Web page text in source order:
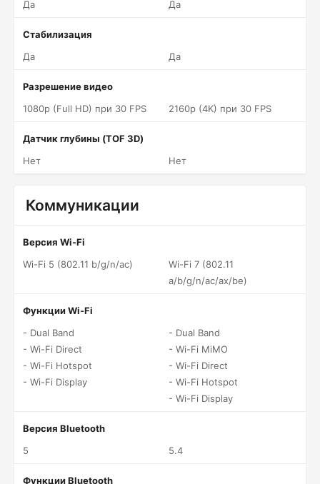
Да Да
Стабилизация
Да
Да
Разрешение видео
1080p (Full HD) при 30 FPS
2160p (4K) при 30 FPS
Датчик глубины (TOF 3D)
Нет
Нет
Коммуникации
Версия Wi-Fi
Wi-Fi 5 (802.11 b/g/n/ac)
Wi-Fi 7 (802.11
a/b/g/n/ac/ax/be)
Функции Wi-Fi
- Dual Band
- Wi-Fi Direct
- Wi-Fi Hotspot
- Wi-Fi Display
- Dual Band
- Wi-Fi MiMO
- Wi-Fi Direct
- Wi-Fi Hotspot
- Wi-Fi Display
Версия Bluetooth
5
5.4
Функции Bluetooth